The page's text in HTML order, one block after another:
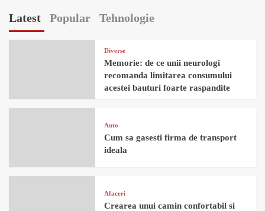
Latest Popular Tehnologie
Diverse
Memorie: de ce unii neurologi
recomanda limitarea consumului
acestei bauturi foarte raspandite
Auto
Cum sa gasesti firma de transport
ideala
Afaceri
Crearea unui camin confortabil si